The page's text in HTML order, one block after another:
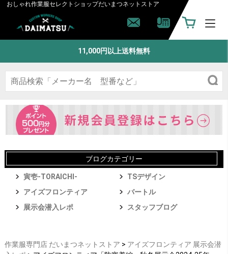
おしゃれ作業服セレクトショップだいまつネットストア
11,000円以上送料無料
ブログカテゴリー
寅壱-TORAICHI-
TSデザイン
アイズフロンティア
バートル
展示会潜入レポ
スタッフブログ
作業服専門店 だいまつネットストア > アイズフロンティア 展示会潜